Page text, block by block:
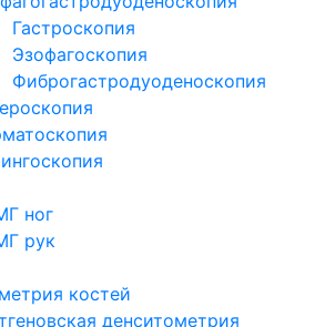
Гастроскопия
Эзофагоскопия
Фиброгастродуоденоскопия
ног
рук
костей
денситометрия